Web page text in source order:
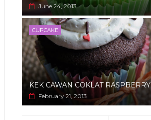
June 24, 2013
CUPCAKE
KEK CAWAN COKLAT RASPBERRY
February 21, 2013